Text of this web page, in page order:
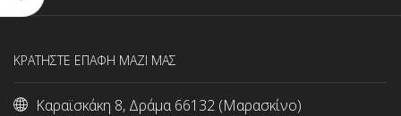
ΚΡΑΤΗΣΤΕ ΕΠΑΦΗ ΜΑΖΙ ΜΑΣ
Καραϊσκάκη 8, Δράμα 66132 (Μαρασκίνο)